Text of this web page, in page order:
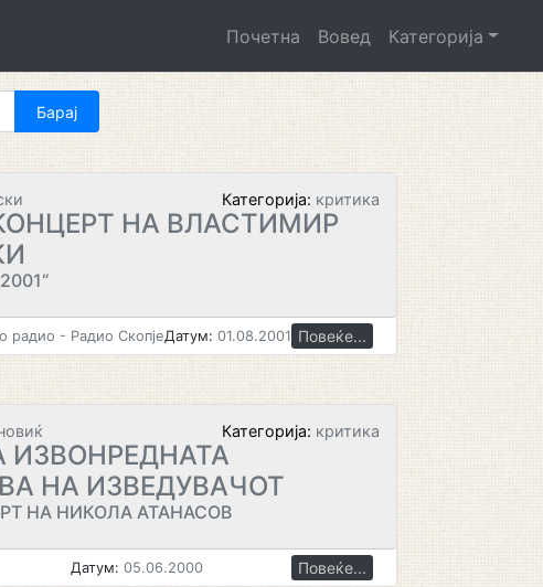
Почетна Вовед Категорија
Категорија: критика
НА ВЛАСТИМИР
радио - Радио СкопјеДатум: 01.08.2001 Повеќе...
Категорија: критика
ИЗВОНРЕДНАТА
НА ИЗВЕДУВАЧОТ
НА НИКОЛА АТАНАСОВ
Датум: 05.06.2000 Повеќе...